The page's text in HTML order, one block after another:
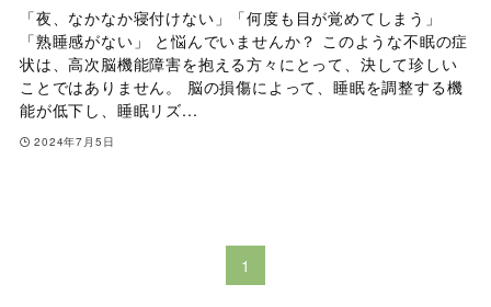
「夜、なかなか寝付けない」「何度も目が覚めてしまう」
「熟睡感がない」 と悩んでいませんか？ このような不眠の症
状は、高次脳機能障害を抱える方々にとって、決して珍しい
ことではありません。 脳の損傷によって、睡眠を調整する機
能が低下し、睡眠リズ...
2024年7月5日
1